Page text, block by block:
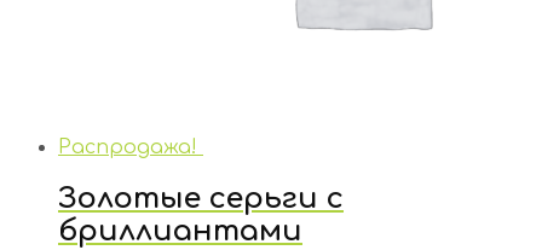
Распродажа!
Золотые серьги с
бриллиантами